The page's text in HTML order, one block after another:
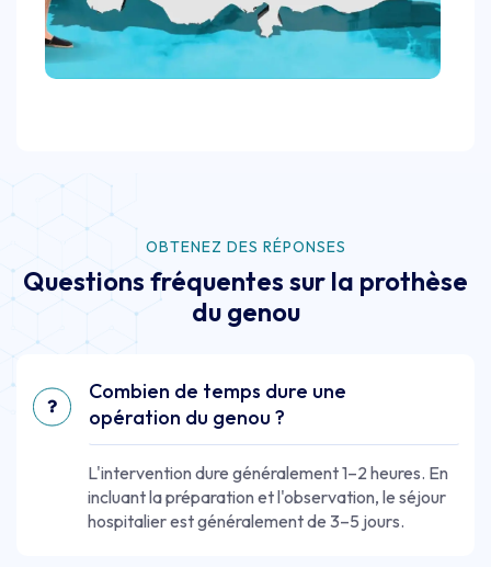
OBTENEZ DES RÉPONSES
Questions fréquentes sur la prothèse
du genou
Combien de temps dure une
opération du genou ?
L'intervention dure généralement 1–2 heures. En
incluant la préparation et l'observation, le séjour
hospitalier est généralement de 3–5 jours.